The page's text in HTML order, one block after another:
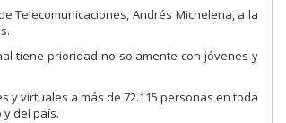
Telecomunicaciones, Andrés Michelena, a la
tiene prioridad no solamente con jóvenes y
y virtuales a más de 72.115 personas en toda
del país.